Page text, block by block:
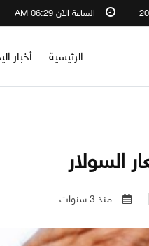
الساعة الآن 06:29 AM
الرئيسية أخبار
السولار
منذ 3 سنوات